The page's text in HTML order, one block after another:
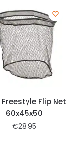
Freestyle Flip Net
60x45x50
€28,95